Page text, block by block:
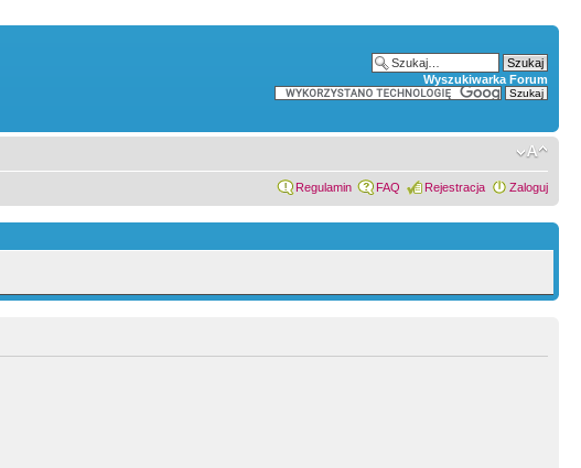
Wyszukiwarka Forum
Regulamin FAQ Rejestracja Zaloguj